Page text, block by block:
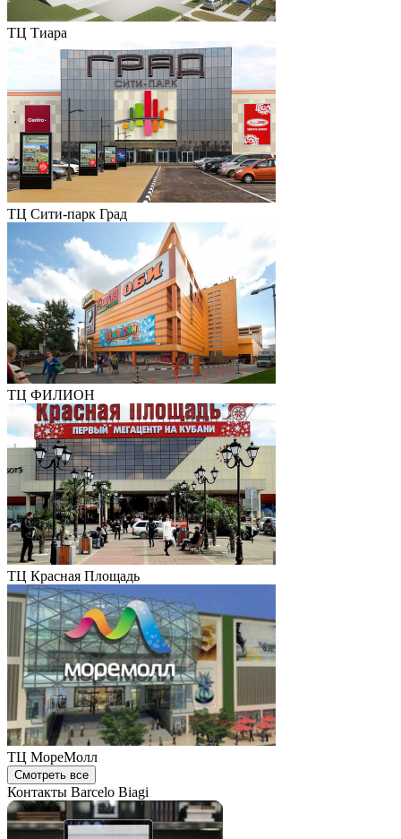
ТЦ Тиара
ТЦ Сити-парк Град
ТЦ ФИЛИОН
ТЦ Красная Площадь
ТЦ МореМолл
Смотреть все
Контакты Barcelo Biagi